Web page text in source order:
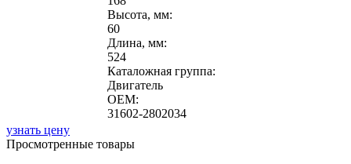
Высота, мм:
60
Длина, мм:
524
Каталожная группа:
Двигатель
OEM:
31602-2802034
узнать цену
Просмотренные товары